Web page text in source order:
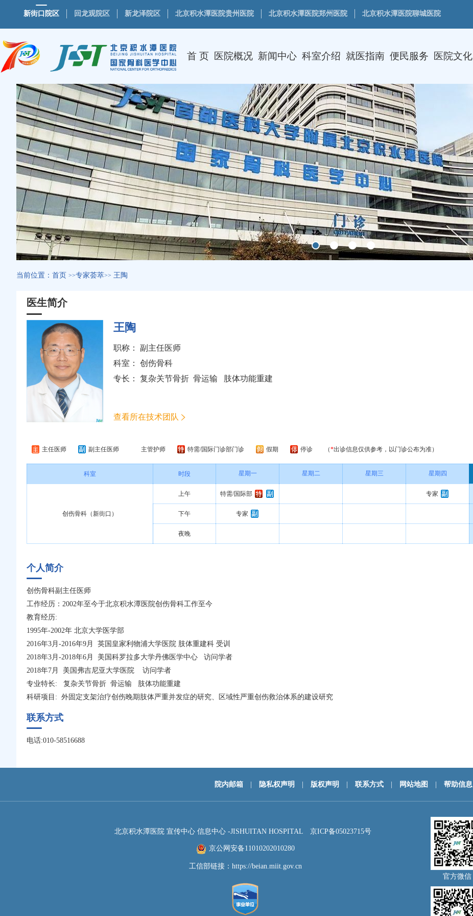
新街口院区 回龙观院区 新龙泽院区 北京积水潭医院贵州医院 北京积水潭医院郑州医院 北京积水潭医院聊城医院
首 页 医院概况 新闻中心 科室介绍 就医指南 便民服务 医院文化
当前位置： 首页 >>专家荟萃>> 王陶
医生简介
王陶
职称： 副主任医师
科室： 创伤骨科
专长： 复杂关节骨折 骨运输 肢体功能重建
查看所在技术团队
主任医师 副主任医师 主管护师 特需/国际门诊部门诊 假期 停诊 （*出诊信息仅供参考，以门诊公布为准）
科室 时段 星期一 星期二 星期三 星期四
创伤骨科（新街口）
上午 特需/国际部 专家
下午 专家
夜晚
个人简介
创伤骨科副主任医师
工作经历：2002年至今于北京积水潭医院创伤骨科工作至今
教育经历:
1995年-2002年 北京大学医学部
2016年3月-2016年9月 英国皇家利物浦大学医院 肢体重建科 受训
2018年3月-2018年6月 美国科罗拉多大学丹佛医学中心 访问学者
2018年7月 美国弗吉尼亚大学医院 访问学者
专业特长: 复杂关节骨折 骨运输 肢体功能重建
科研项目: 外固定支架治疗创伤晚期肢体严重并发症的研究、区域性严重创伤救治体系的建设研究
联系方式
电话:010-58516688
院内邮箱 隐私权声明 版权声明 联系方式 网站地图 帮助信息
北京积水潭医院 宣传中心 信息中心 -JISHUITAN HOSPITAL 京ICP备05023715号
京公网安备11010202010280
工信部链接： https://beian.miit.gov.cn
官方微信